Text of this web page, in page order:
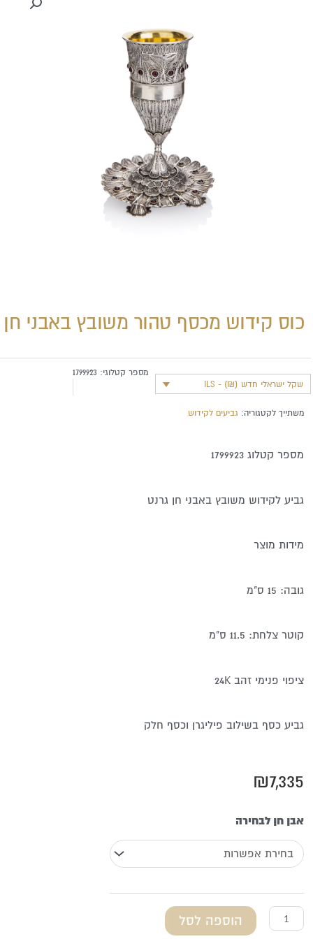
כוס קידוש מכסף טהור משובץ באבני חן
שקל ישראלי חדש (₪) - ILS
מספר קטלוגי:1799923
משתייך לקטגוריה: גביעים לקידוש
מספר קטלוג 1799923
גביע לקידוש משובץ באבני חן גרנט
מידות מוצר
גובה: 15 ס"מ
קוטר צלחת: 11.5 ס"מ
ציפוי פנימי זהב 24K
גביע כסף בשילוב פיליגרן וכסף חלק
₪7,335
אבן חן לבחירה
כמות
של
כוס
מכסף
טהור
הוספה לסל